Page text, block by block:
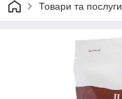
Товари та послуги